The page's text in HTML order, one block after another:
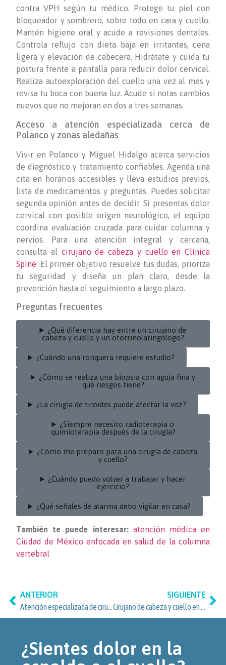
contra VPH según tu médico. Protege tu piel con
bloqueador y sombrero, sobre todo en cara y cuello.
Mantén higiene oral y acude a revisiones dentales.
Controla reflujo con dieta baja en irritantes, cena
ligera y elevación de cabecera. Hidrátate y cuida tu
postura frente a pantalla para reducir dolor cervical.
Realiza autoexploración del cuello una vez al mes y
revisa tu boca con buena luz. Acude si notas cambios
nuevos que no mejoran en dos a tres semanas.
Acceso a atención especializada cerca de
Polanco y zonas aledañas
Vivir en Polanco y Miguel Hidalgo acerca servicios
de diagnóstico y tratamiento confiables. Agenda una
cita en horarios accesibles y lleva estudios previos,
lista de medicamentos y preguntas. Puedes solicitar
segunda opinión antes de decidir. Si presentas dolor
cervical con posible origen neurológico, el equipo
coordina evaluación cruzada para cuidar columna y
nervios. Para una atención integral y cercana,
consulta al cirujano de cabeza y cuello en Clínica
Spine. El primer objetivo resuelve tus dudas, prioriza
tu seguridad y diseña un plan claro, desde la
prevención hasta el seguimiento a largo plazo.
Preguntas frecuentes
¿Qué diferencia hay entre un cirujano de
cabeza y cuello y un otorrinolaringólogo?
¿Cuándo una ronquera requiere estudio?
¿Cómo se realiza una biopsia con aguja fina y
qué riesgos tiene?
¿La cirugía de tiroides puede afectar la voz?
¿Siempre necesito radioterapia o
quimioterapia después de la cirugía?
¿Cómo me preparo para una cirugía de cabeza
y cuello?
¿Cuándo puedo volver a trabajar y hacer
ejercicio?
¿Qué señales de alarma debo vigilar en casa?
También te puede interesar: atención médica en
Ciudad de México enfocada en salud de la columna
vertebral
ANTERIOR
Atención especializada de cirujano de cabeza y cuello para habitantes de San José Insurgentes, Benito Juárez
SIGUIENTE
Cirujano de cabeza y cuello en Miguel Hidalgo: atención en Clínica Spine
¿Sientes dolor en la